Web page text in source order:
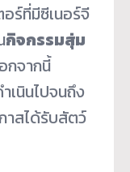
ร์ที่มีซีเนอร์จี
กิจกรรมสุ่ม
กจากนี้
เนินไปจนถึง
าสได้รับสัตว์